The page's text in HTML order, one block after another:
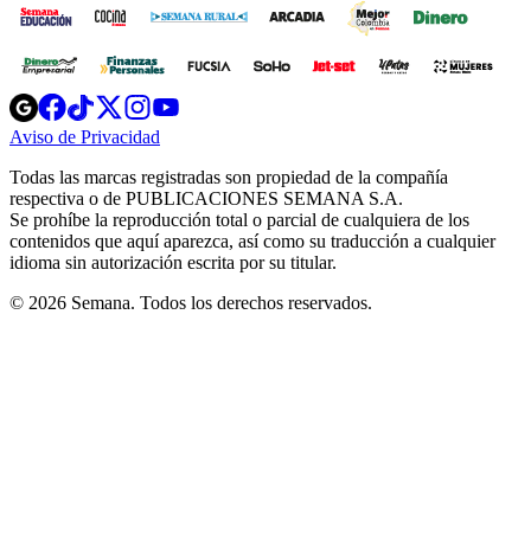
Opens
in
new
Opens
in
new
Opens
in
new
window
Opens
new
windowwindow
Aviso de Privacidad
new
window
Todas las marcas registradas son propiedad de la compañía
respectiva o de PUBLICACIONES SEMANA S.A.
Se prohíbe la reproducción total o parcial de cualquiera de los
contenidos que aquí aparezca, así como su traducción a cualquier
idioma sin autorización escrita por su titular.
© 2026 Semana. Todos los derechos reservados.